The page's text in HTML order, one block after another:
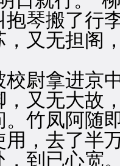
琴搬了行
又无担阁
拿进京中
，又无大故
。竹凤阿随
，去了半
，到已心宽